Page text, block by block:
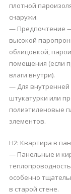
плотной
снаружи.
— Предпочтение
высокой
облицовкой,
помещения (если
влаги внутри).
— Для
штукатурки или
полиэтиленовые
элементов.
H2: Квартира в
— Панельные и
особенно
в старой стене.